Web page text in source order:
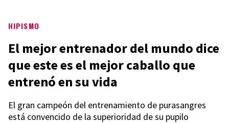
HIPISMO
El mejor entrenador del mundo dice
que este es el mejor caballo que
entrenó en su vida
El gran campeón del entrenamiento de purasangres
está convencido de la superioridad de su pupilo